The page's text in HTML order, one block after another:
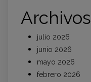
Archivos
julio 2026
junio 2026
mayo 2026
febrero 2026